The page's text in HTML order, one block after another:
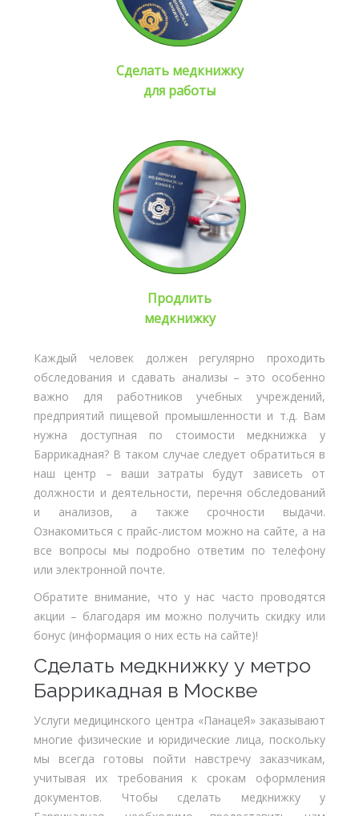
Сделать медкнижку
для работы
Продлить
медкнижку
Каждый человек должен регулярно проходить
обследования и сдавать анализы – это особенно
важно для работников учебных учреждений,
предприятий пищевой промышленности и т.д. Вам
нужна доступная по стоимости медкнижка у
Баррикадная? В таком случае следует обратиться в
наш центр – ваши затраты будут зависеть от
должности и деятельности, перечня обследований
и анализов, а также срочности выдачи.
Ознакомиться с прайс-листом можно на сайте, а на
все вопросы мы подробно ответим по телефону
или электронной почте.
Обратите внимание, что у нас часто проводятся
акции – благодаря им можно получить скидку или
бонус (информация о них есть на сайте)!
Сделать медкнижку у метро
Баррикадная в Москве
Услуги медицинского центра «ПанацеЯ» заказывают
многие физические и юридические лица, поскольку
мы всегда готовы пойти навстречу заказчикам,
учитывая их требования к срокам оформления
документов. Чтобы сделать медкнижку у